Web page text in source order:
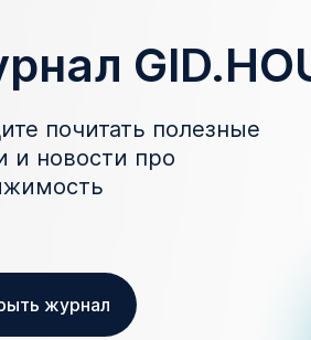
почитать полезные
и новости про
журнал